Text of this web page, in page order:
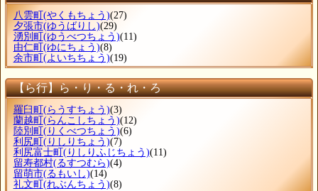
八雲町 (やくもちょう)(27)
夕張市(ゆうばりし)(29)
湧別町 (ゆうべつちょう)(11)
由仁町 (ゆにちょう)(8)
余市町 (よいちちょう)(19)
【ら行】ら・り・る・れ・ろ
羅臼町 (らうすちょう)(3)
蘭越町 (らんこしちょう)(12)
陸別町 (りくべつちょう)(6)
利尻町 (りしりちょう)(7)
利尻富士町 (りしりふじちょう)(11)
留寿都村(るすつむら)(4)
留萌市(るもいし)(14)
礼文町 (れぶんちょう)(8)